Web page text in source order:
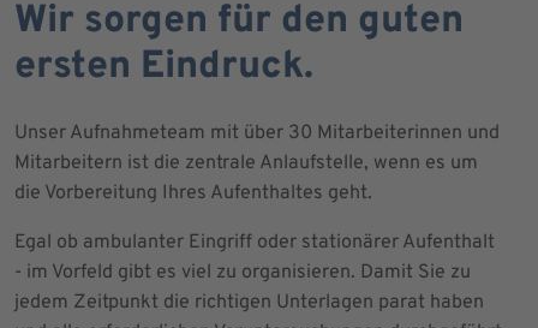
Wir sorgen für den guten
ersten Eindruck.
Unser Aufnahmeteam mit über 30 Mitarbeiterinnen und
Mitarbeitern ist die zentrale Anlaufstelle, wenn es um
die Vorbereitung Ihres Aufenthaltes geht.
Egal ob ambulanter Eingriff oder stationärer Aufenthalt
- im Vorfeld gibt es viel zu organisieren. Damit Sie zu
jedem Zeitpunkt die richtigen Unterlagen parat haben